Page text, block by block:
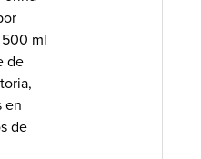
ml
de
en
de